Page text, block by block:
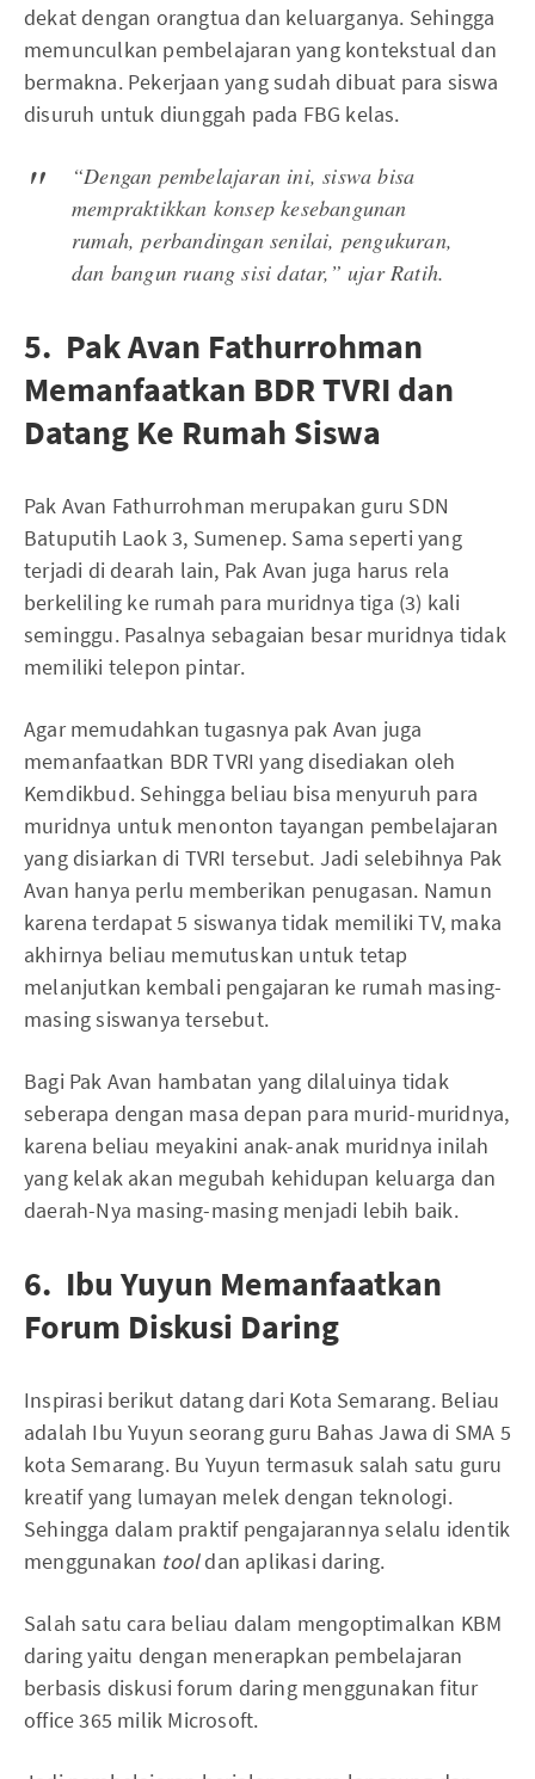
dekat dengan orangtua dan keluarganya. Sehingga
memunculkan pembelajaran yang kontekstual dan
bermakna. Pekerjaan yang sudah dibuat para siswa
disuruh untuk diunggah pada FBG kelas.
“Dengan pembelajaran ini, siswa bisa
mempraktikkan konsep kesebangunan
rumah, perbandingan senilai, pengukuran,
dan bangun ruang sisi datar,” ujar Ratih.
5. Pak Avan Fathurrohman
Memanfaatkan BDR TVRI dan
Datang Ke Rumah Siswa
Pak Avan Fathurrohman merupakan guru SDN
Batuputih Laok 3, Sumenep. Sama seperti yang
terjadi di dearah lain, Pak Avan juga harus rela
berkeliling ke rumah para muridnya tiga (3) kali
seminggu. Pasalnya sebagaian besar muridnya tidak
memiliki telepon pintar.
Agar memudahkan tugasnya pak Avan juga
memanfaatkan BDR TVRI yang disediakan oleh
Kemdikbud. Sehingga beliau bisa menyuruh para
muridnya untuk menonton tayangan pembelajaran
yang disiarkan di TVRI tersebut. Jadi selebihnya Pak
Avan hanya perlu memberikan penugasan. Namun
karena terdapat 5 siswanya tidak memiliki TV, maka
akhirnya beliau memutuskan untuk tetap
melanjutkan kembali pengajaran ke rumah masing-
masing siswanya tersebut.
Bagi Pak Avan hambatan yang dilaluinya tidak
seberapa dengan masa depan para murid-muridnya,
karena beliau meyakini anak-anak muridnya inilah
yang kelak akan megubah kehidupan keluarga dan
daerah-Nya masing-masing menjadi lebih baik.
6. Ibu Yuyun Memanfaatkan
Forum Diskusi Daring
Inspirasi berikut datang dari Kota Semarang. Beliau
adalah Ibu Yuyun seorang guru Bahas Jawa di SMA 5
kota Semarang. Bu Yuyun termasuk salah satu guru
kreatif yang lumayan melek dengan teknologi.
Sehingga dalam praktif pengajarannya selalu identik
menggunakan tooldan aplikasi daring.
Salah satu cara beliau dalam mengoptimalkan KBM
daring yaitu dengan menerapkan pembelajaran
berbasis diskusi forum daring menggunakan fitur
office 365 milik Microsoft.